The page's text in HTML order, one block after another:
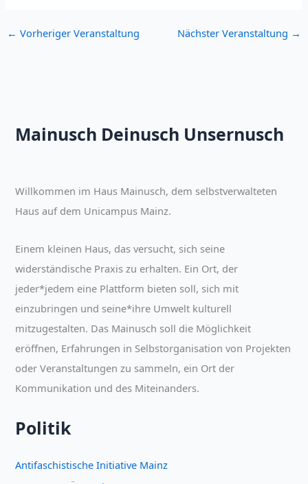
← Vorheriger Veranstaltung Nächster Veranstaltung →
Mainusch Deinusch Unsernusch
Willkommen im Haus Mainusch, dem selbstverwalteten
Haus auf dem Unicampus Mainz.
Einem kleinen Haus, das versucht, sich seine
widerständische Praxis zu erhalten. Ein Ort, der
jeder*jedem eine Plattform bieten soll, sich mit
einzubringen und seine*ihre Umwelt kulturell
mitzugestalten. Das Mainusch soll die Möglichkeit
eröffnen, Erfahrungen in Selbstorganisation von Projekten
oder Veranstaltungen zu sammeln, ein Ort der
Kommunikation und des Miteinanders.
Politik
Antifaschistische Initiative Mainz